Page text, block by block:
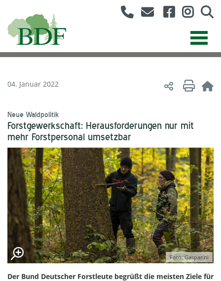
04. Januar 2022
Neue Waldpolitik
Forstgewerkschaft: Herausforderungen nur mit
mehr Forstpersonal umsetzbar
Foto: Gasparini
Der Bund Deutscher Forstleute begrüßt die meisten Ziele für